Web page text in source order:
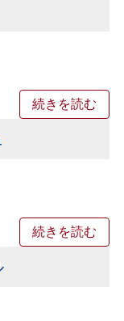
続きを読む
続きを読む